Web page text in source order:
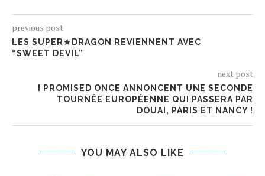
previous post
LES SUPER★DRAGON REVIENNENT AVEC
“SWEET DEVIL”
next post
I PROMISED ONCE ANNONCENT UNE SECONDE
TOURNÉE EUROPÉENNE QUI PASSERA PAR
DOUAI, PARIS ET NANCY !
YOU MAY ALSO LIKE